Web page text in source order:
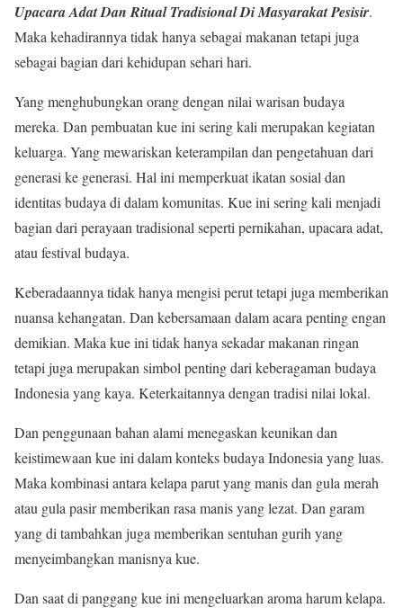
Upacara Adat Dan Ritual Tradisional Di Masyarakat Pesisir.
Maka kehadirannya tidak hanya sebagai makanan tetapi juga
sebagai bagian dari kehidupan sehari hari.
Yang menghubungkan orang dengan nilai warisan budaya
mereka. Dan pembuatan kue ini sering kali merupakan kegiatan
keluarga. Yang mewariskan keterampilan dan pengetahuan dari
generasi ke generasi. Hal ini memperkuat ikatan sosial dan
identitas budaya di dalam komunitas. Kue ini sering kali menjadi
bagian dari perayaan tradisional seperti pernikahan, upacara adat,
atau festival budaya.
Keberadaannya tidak hanya mengisi perut tetapi juga memberikan
nuansa kehangatan. Dan kebersamaan dalam acara penting engan
demikian. Maka kue ini tidak hanya sekadar makanan ringan
tetapi juga merupakan simbol penting dari keberagaman budaya
Indonesia yang kaya. Keterkaitannya dengan tradisi nilai lokal.
Dan penggunaan bahan alami menegaskan keunikan dan
keistimewaan kue ini dalam konteks budaya Indonesia yang luas.
Maka kombinasi antara kelapa parut yang manis dan gula merah
atau gula pasir memberikan rasa manis yang lezat. Dan garam
yang di tambahkan juga memberikan sentuhan gurih yang
menyeimbangkan manisnya kue.
Dan saat di panggang kue ini mengeluarkan aroma harum kelapa.